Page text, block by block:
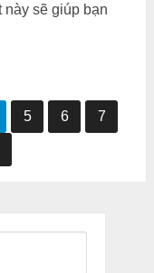
sẽ giúp bạn
5 6 7